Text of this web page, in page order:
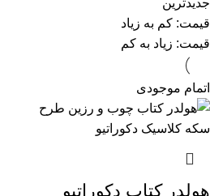
جدیدترین
قیمت: کم به زیاد
قیمت: زیاد به کم
اتمام موجودی
هولدر کتاب دکوراتیو